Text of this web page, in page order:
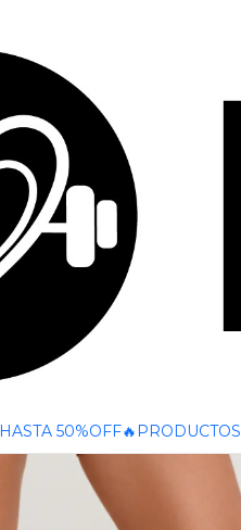
HASTA 50%OFF🔥 PRODUCTOS